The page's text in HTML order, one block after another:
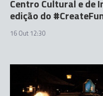
Centro Cultural e de
edição do
16 Out 12:30